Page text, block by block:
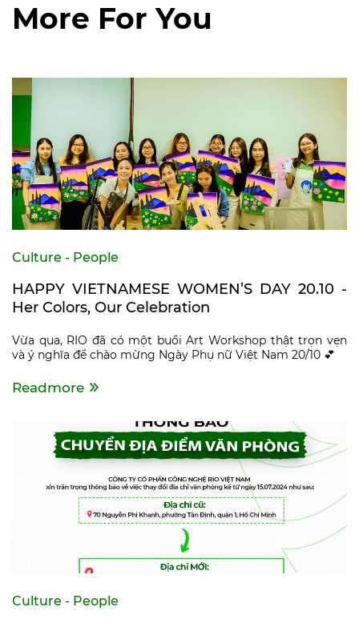
More For You
Culture - People
HAPPY VIETNAMESE WOMEN’S DAY 20.10 -
Her Colors, Our Celebration
Vừa qua, RIO đã có một buổi Art Workshop thật trọn vẹn
và ý nghĩa để chào mừng Ngày Phụ nữ Việt Nam 20/10 💕
Readmore
Culture - People